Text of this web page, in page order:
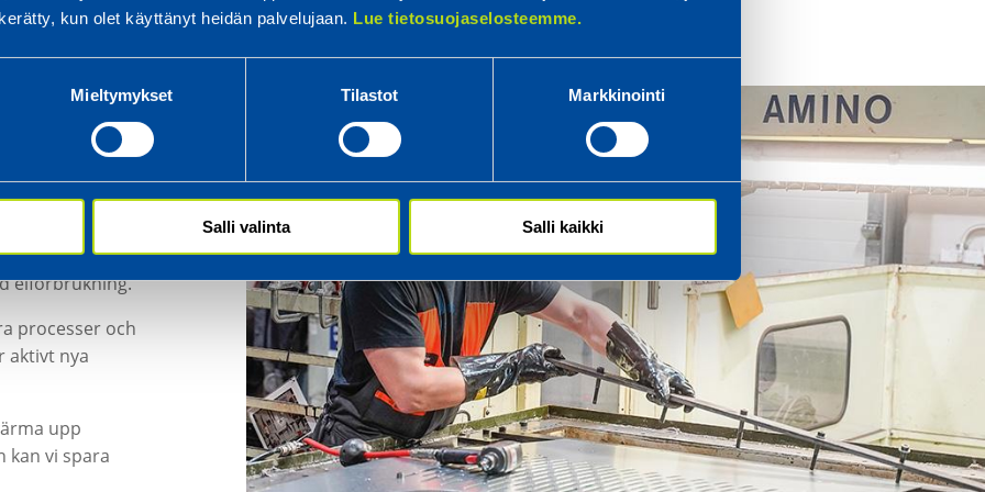
kun olet käyttänyt heidän palvelujaan. Lue tietosuojaselosteemme.
Mieltymykset Tilastot Markkinointi
Salli valinta Salli kaikki
tekniken. Den
elförbrukning.
processer och
aktivt nya
upp
kan vi spara